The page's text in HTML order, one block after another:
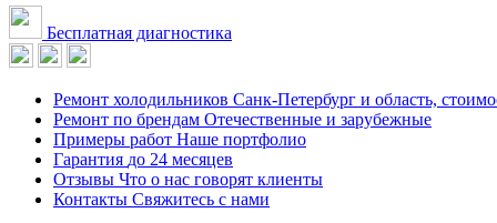
Бесплатная диагностика
Ремонт холодильников Санк-Петербург и область,
Ремонт по брендам Отечественные и зарубежные
Примеры работ Наше портфолио
Гарантия до 24 месяцев
Отзывы Что о нас говорят клиенты
Контакты Свяжитесь с нами